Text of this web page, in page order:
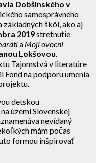
Dobšinského v
samosprávneho
škôl, ako aj
2019stretnutie
a Moji ovocní
Lokšovou.
Tajomstvá v literatúre
na podporu umenia
detskou
území Slovenskej
nevídaný
mám počas
formou inšpirovať